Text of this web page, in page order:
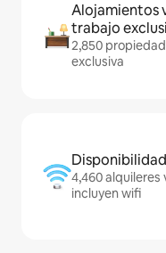
Alojamientos
trabajo
2,850
exclusiva
4,460 alquileres
incluyen wifi